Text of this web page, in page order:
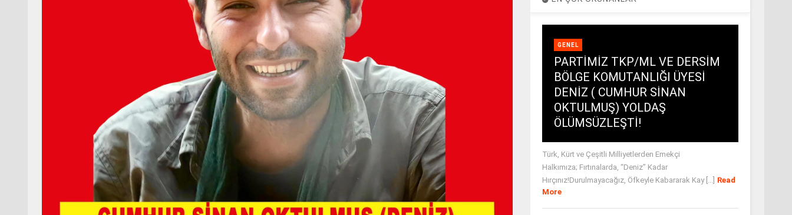
GENEL
PARTİMİZ TKP/ML VE DERSİM
BÖLGE KOMUTANLIĞI ÜYESİ
DENİZ ( CUMHUR SİNAN
OKTULMUŞ) YOLDAŞ
ÖLÜMSÜZLEŞTİ!
Türk, Kürt ve Çeşitli Milliyetlerden Emekçi
Halkımıza; Fırtınalarda, “Deniz” Kadar
Hırçınız!Durulmayacağız, Öfkeyle Kabararak Kay [...] Read
More